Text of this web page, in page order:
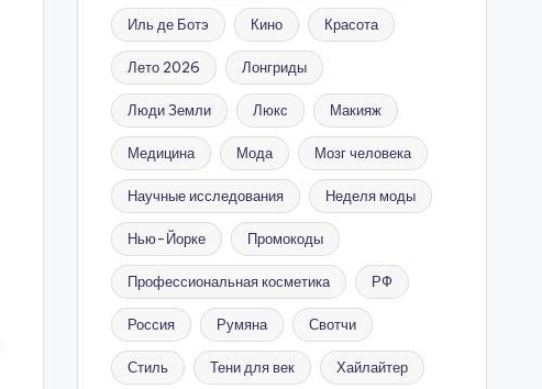
Иль де Ботэ Кино Красота
Лето 2026 Лонгриды
Люди Земли Люкс Макияж
Медицина Мода Мозг человека
Научные исследования Неделя моды
Нью-Йорке Промокоды
Профессиональная косметика РФ
Россия Румяна Свотчи
Стиль Тени для век Хайлайтер